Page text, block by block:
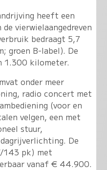
heeft een
vierwielaangedreven
bedraagt 5,7
groen B-label). De
1.300 kilometer.
onder meer
radio concert met
(voor en
velgen, een met
stuur,
De
143 pk) met
vanaf € 44.900.